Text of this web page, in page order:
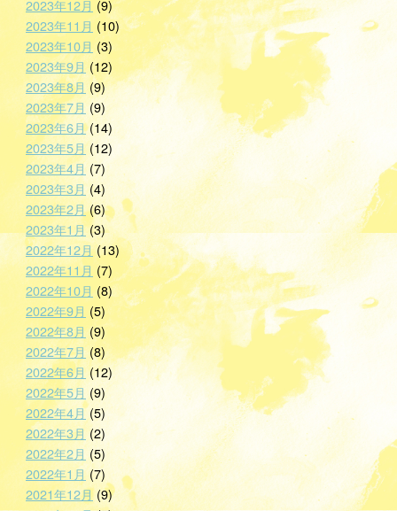
2023年12月 (9)
2023年11月 (10)
2023年10月 (3)
2023年9月 (12)
2023年8月 (9)
2023年7月(9)
2023年6月(14)
2023年5月(12)
2023年4月 (7)
2023年3月 (4)
2023年2月(6)
2023年1月(3)
2022年12月(13)
2022年11月 (7)
2022年10月 (8)
2022年9月 (5)
2022年8月(9)
2022年7月(8)
2022年6月 (12)
2022年5月 (9)
2022年4月(5)
2022年3月 (2)
2022年2月 (5)
2022年1月(7)
2021年12月 (9)